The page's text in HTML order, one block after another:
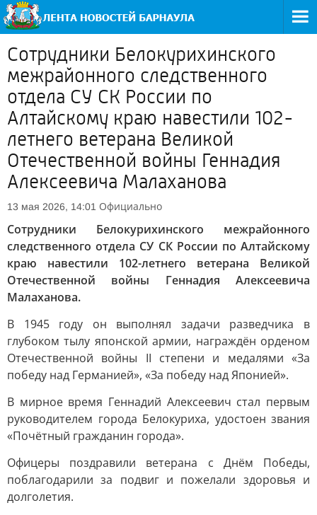
Сотрудники Белокурихинского
межрайонного следственного
отдела СУ СК России по
Алтайскому краю навестили 102-
летнего ветерана Великой
Отечественной войны Геннадия
Алексеевича Малаханова
13 мая 2026, 14:01 Официально
Сотрудники Белокурихинского межрайонного
следственного отдела СУ СК России по Алтайскому
краю навестили 102-летнего ветерана Великой
Отечественной войны Геннадия Алексеевича
Малаханова.
В 1945 году он выполнял задачи разведчика в
глубоком тылу японской армии, награждён орденом
Отечественной войны II степени и медалями «За
победу над Германией», «За победу над Японией».
В мирное время Геннадий Алексеевич стал первым
руководителем города Белокуриха, удостоен звания
«Почётный гражданин города».
Офицеры поздравили ветерана с Днём Победы,
поблагодарили за подвиг и пожелали здоровья и
долголетия.